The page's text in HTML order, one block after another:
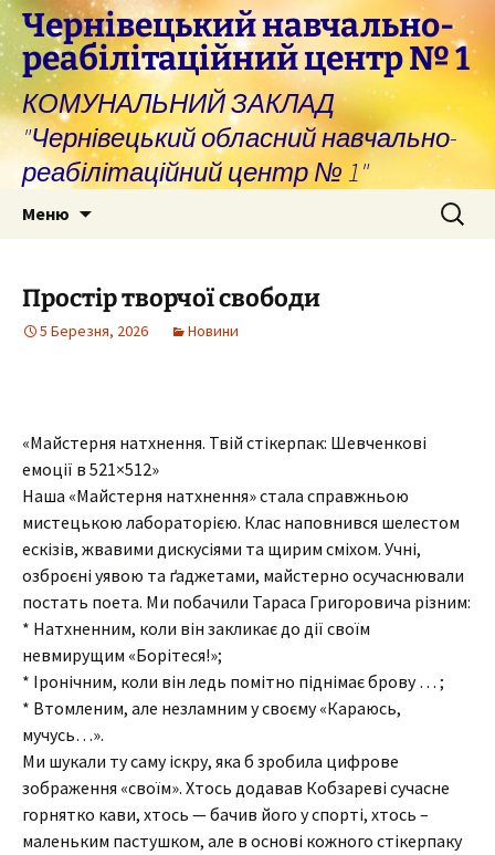
Перейти
до
вмісту
Чернівецький навчально-
реабілітаційний центр № 1
КОМУНАЛЬНИЙ ЗАКЛАД
"Чернівецький обласний навчально-
реабілітаційний центр № 1"
Меню Пошук:
Простір творчої свободи
5 Березня, 2026 Новини
«Майстерня натхнення. Твій стікерпак: Шевченкові
емоції в 521×512»
Наша «Майстерня натхнення» стала справжньою
мистецькою лабораторією. Клас наповнився шелестом
ескізів, жвавими дискусіями та щирим сміхом. Учні,
озброєні уявою та ґаджетами, майстерно осучаснювали
постать поета. Ми побачили Тараса Григоровича різним:
* Натхненним, коли він закликає до дії своїм
невмирущим «Борітеся!»;
* Іронічним, коли він ледь помітно піднімає брову … ;
* Втомленим, але незламним у своєму «Караюсь,
мучусь…».
Ми шукали ту саму іскру, яка б зробила цифрове
зображення «своїм». Хтось додавав Кобзареві сучасне
горнятко кави, хтось — бачив його у спорті, хтось –
маленьким пастушком, але в основі кожного стікерпаку